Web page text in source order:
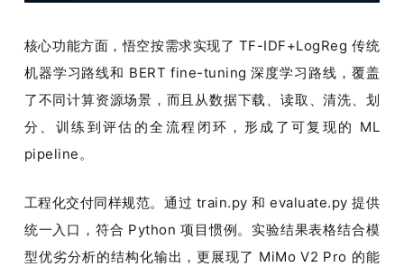
核心功能方面，悟空按需求实现了 TF-IDF+LogReg 传统
机器学习路线和 BERT fine-tuning 深度学习路线，覆盖
了不同计算资源场景，而且从数据下载、读取、清洗、划
分、训练到评估的全流程闭环，形成了可复现的 ML
pipeline。
工程化交付同样规范。通过 train.py 和 evaluate.py 提供
统一入口，符合 Python 项目惯例。实验结果表格结合模
型优劣分析的结构化输出，更展现了 MiMo V2 Pro 的能